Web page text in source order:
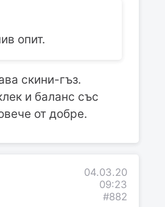
опит.
скини-гъз.
и баланс със
от добре.
04.03.20
09:23
#882